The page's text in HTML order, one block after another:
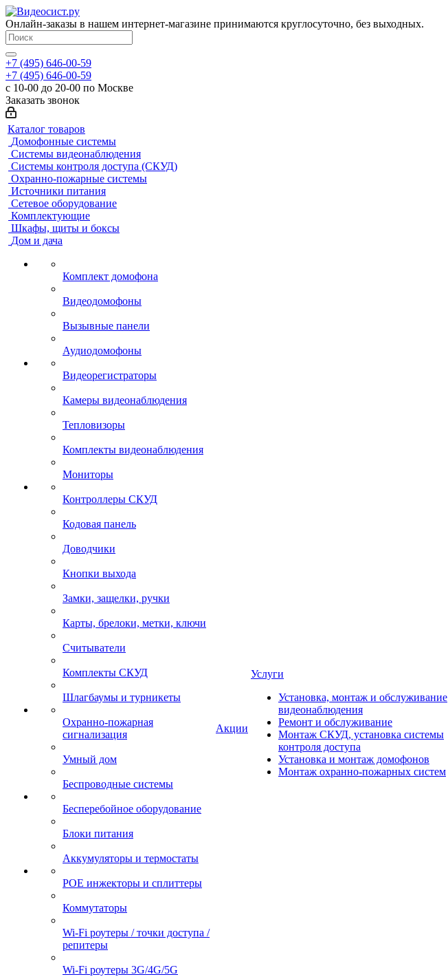
Онлайн-заказы в нашем интернет-магазине принимаются круглосуточно, без выходных.
+7 (495) 646-00-59
+7 (495) 646-00-59
с 10-00 до 20-00 по Москве
Заказать звонок
Каталог товаров
Домофонные системы
Системы видеонаблюдения
Системы контроля доступа (СКУД)
Охранно-пожарные системы
Источники питания
Сетевое оборудование
Комплектующие
Шкафы, щиты и боксы
Дом и дача
Комплект домофона
Видеодомофоны
Вызывные панели
Аудиодомофоны
Видеорегистраторы
Камеры видеонаблюдения
Тепловизоры
Комплекты видеонаблюдения
Мониторы
Контроллеры СКУД
Кодовая панель
Доводчики
Кнопки выхода
Замки, защелки, ручки
Карты, брелоки, метки, ключи
Считыватели
Комплекты СКУД
Шлагбаумы и турникеты
Охранно-пожарная
сигнализация
Умный дом
Беспроводные системы
Бесперебойное оборудование
Блоки питания
Аккумуляторы и термостаты
POE инжекторы и сплиттеры
Коммутаторы
Wi-Fi роутеры / точки доступа /
репитеры
Wi-Fi роутеры 3G/4G/5G
Акции
Услуги
Установка, монтаж и обслуживание
видеонаблюдения
Ремонт и обслуживание
Монтаж СКУД, установка системы
контроля доступа
Установка и монтаж домофонов
Монтаж охранно-пожарных систем